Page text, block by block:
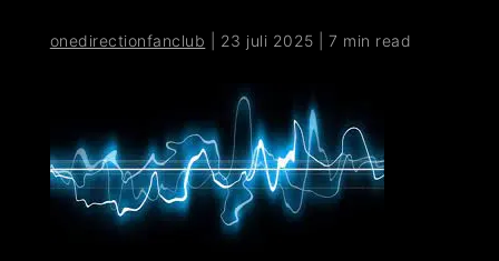
onedirectionfanclub 23 juli 2025 |7 min read